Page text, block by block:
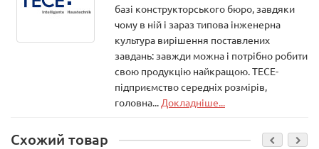
базі конструкторського бюро, завдяки
чому в ній і зараз типова інженерна
культура вирішення поставлених
завдань: завжди можна і потрібно робити
свою продукцію найкращою. ТЕСЕ-
підприємство середніх розмірів,
головна... Докладніше...
Схожий товар